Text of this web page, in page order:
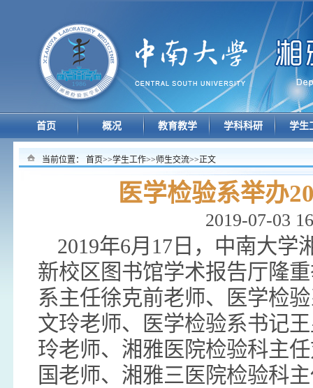
首页 概况 教育教学 学科科研 学生
当前位置： 首页>>学生工作>>师生交流>>正文
医学检验系举办
2019-07-03
2019年6月17日，中南大
新校区图书馆学术报告厅隆
系主任徐克前老师、医学检
文玲老师、医学检验系书记
玲老师、湘雅医院检验科主
国老师、湘雅三医院检验科